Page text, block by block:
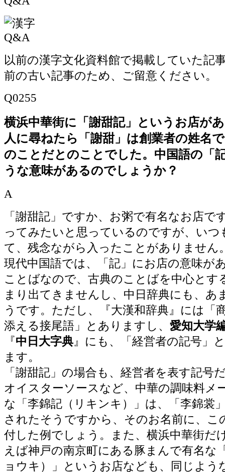
以前の漢字文化資料館で掲載していた記
前の古い記事のため、ご留意ください。
Q0255
横浜中華街に「謝甜記」というお店が
人に尋ねたら「謝甜」は創業者の姓名
のことだとのことでした。中国語の「
うな意味があるのでしょうか？
A
「謝甜記」ですか、お粥で有名なお店で
ってみたいと思っているのですが、いつ
て、残念ながら入ったことがありません
現代中国語では、「記」にお店の意味が
ことばなので、古典のことばを中心とす
まり出てきませんし、中日辞典にも、あ
うです。ただし、『大漢和辞典』には「
添える接尾語」とありますし、 愛知大学
『 中日大字典』にも、「経営者の記号」
ます。
「謝甜記」の場合も、経営者を表す記号
オイスターソースなど、中華の調味料メ
な「李錦記（リキンキ）」は、「李錦裳
されたそうですから、そのお名前に、こ
付した例でしょう。また、横浜中華街だ
えば神戸の南京町にある豚まんで有名な
ョウキ）」というお店なども、同じよう